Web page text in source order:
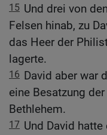
15 Und drei von
Felsen hinab, zu
das Heer der
lagerte.
16 David aber war
eine Besatzung
Bethlehem.
17 Und David